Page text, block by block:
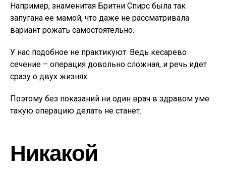
Например, знаменитая Бритни Спирс была так
запугана ее мамой, что даже не рассматривала
вариант рожать самостоятельно.
У нас подобное не практикуют. Ведь кесарево
сечение – операция довольно сложная, и речь идет
сразу о двух жизнях.
Поэтому без показаний ни один врач в здравом уме
такую операцию делать не станет.
Никакой